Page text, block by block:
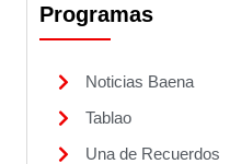
Programas
Noticias Baena
Tablao
Una de Recuerdos